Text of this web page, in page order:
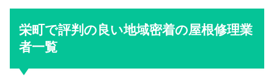
栄町で評判の良い地域密着の屋根修理業
者一覧